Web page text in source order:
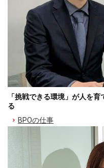
「挑戦できる環境」が人を
る
BPOの仕事